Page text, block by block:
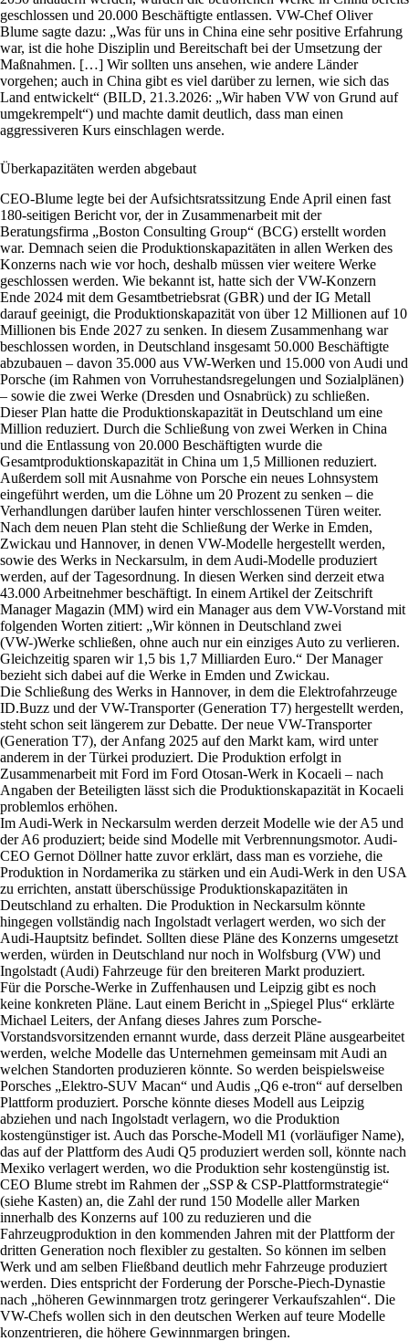
geschlossen und 20.000 Beschäftigte entlassen. VW-Chef Oliver
Blume sagte dazu: „Was für uns in China eine sehr positive Erfahrung
war, ist die hohe Disziplin und Bereitschaft bei der Umsetzung der
Maßnahmen. […] Wir sollten uns ansehen, wie andere Länder
vorgehen; auch in China gibt es viel darüber zu lernen, wie sich das
Land entwickelt“ (BILD, 21.3.2026: „Wir haben VW von Grund auf
umgekrempelt“) und machte damit deutlich, dass man einen
aggressiveren Kurs einschlagen werde.
Überkapazitäten werden abgebaut
CEO-Blume legte bei der Aufsichtsratssitzung Ende April einen fast
180-seitigen Bericht vor, der in Zusammenarbeit mit der
Beratungsfirma „Boston Consulting Group“ (BCG) erstellt worden
war. Demnach seien die Produktionskapazitäten in allen Werken des
Konzerns nach wie vor hoch, deshalb müssen vier weitere Werke
geschlossen werden. Wie bekannt ist, hatte sich der VW-Konzern
Ende 2024 mit dem Gesamtbetriebsrat (GBR) und der IG Metall
darauf geeinigt, die Produktionskapazität von über 12 Millionen auf 10
Millionen bis Ende 2027 zu senken. In diesem Zusammenhang war
beschlossen worden, in Deutschland insgesamt 50.000 Beschäftigte
abzubauen – davon 35.000 aus VW-Werken und 15.000 von Audi und
Porsche (im Rahmen von Vorruhestandsregelungen und Sozialplänen)
– sowie die zwei Werke (Dresden und Osnabrück) zu schließen.
Dieser Plan hatte die Produktionskapazität in Deutschland um eine
Million reduziert. Durch die Schließung von zwei Werken in China
und die Entlassung von 20.000 Beschäftigten wurde die
Gesamtproduktionskapazität in China um 1,5 Millionen reduziert.
Außerdem soll mit Ausnahme von Porsche ein neues Lohnsystem
eingeführt werden, um die Löhne um 20 Prozent zu senken – die
Verhandlungen darüber laufen hinter verschlossenen Türen weiter.
Nach dem neuen Plan steht die Schließung der Werke in Emden,
Zwickau und Hannover, in denen VW-Modelle hergestellt werden,
sowie des Werks in Neckarsulm, in dem Audi-Modelle produziert
werden, auf der Tagesordnung. In diesen Werken sind derzeit etwa
43.000 Arbeitnehmer beschäftigt. In einem Artikel der Zeitschrift
Manager Magazin (MM) wird ein Manager aus dem VW-Vorstand mit
folgenden Worten zitiert: „Wir können in Deutschland zwei
(VW-)Werke schließen, ohne auch nur ein einziges Auto zu verlieren.
Gleichzeitig sparen wir 1,5 bis 1,7 Milliarden Euro.“ Der Manager
bezieht sich dabei auf die Werke in Emden und Zwickau.
Die Schließung des Werks in Hannover, in dem die Elektrofahrzeuge
ID.Buzz und der VW-Transporter (Generation T7) hergestellt werden,
steht schon seit längerem zur Debatte. Der neue VW-Transporter
(Generation T7), der Anfang 2025 auf den Markt kam, wird unter
anderem in der Türkei produziert. Die Produktion erfolgt in
Zusammenarbeit mit Ford im Ford Otosan-Werk in Kocaeli – nach
Angaben der Beteiligten lässt sich die Produktionskapazität in Kocaeli
problemlos erhöhen.
Im Audi-Werk in Neckarsulm werden derzeit Modelle wie der A5 und
der A6 produziert; beide sind Modelle mit Verbrennungsmotor. Audi-
CEO Gernot Döllner hatte zuvor erklärt, dass man es vorziehe, die
Produktion in Nordamerika zu stärken und ein Audi-Werk in den USA
zu errichten, anstatt überschüssige Produktionskapazitäten in
Deutschland zu erhalten. Die Produktion in Neckarsulm könnte
hingegen vollständig nach Ingolstadt verlagert werden, wo sich der
Audi-Hauptsitz befindet. Sollten diese Pläne des Konzerns umgesetzt
werden, würden in Deutschland nur noch in Wolfsburg (VW) und
Ingolstadt (Audi) Fahrzeuge für den breiteren Markt produziert.
Für die Porsche-Werke in Zuffenhausen und Leipzig gibt es noch
keine konkreten Pläne. Laut einem Bericht in „Spiegel Plus“ erklärte
Michael Leiters, der Anfang dieses Jahres zum Porsche-
Vorstandsvorsitzenden ernannt wurde, dass derzeit Pläne ausgearbeitet
werden, welche Modelle das Unternehmen gemeinsam mit Audi an
welchen Standorten produzieren könnte. So werden beispielsweise
Porsches „Elektro-SUV Macan“ und Audis „Q6 e-tron“ auf derselben
Plattform produziert. Porsche könnte dieses Modell aus Leipzig
abziehen und nach Ingolstadt verlagern, wo die Produktion
kostengünstiger ist. Auch das Porsche-Modell M1 (vorläufiger Name),
das auf der Plattform des Audi Q5 produziert werden soll, könnte nach
Mexiko verlagert werden, wo die Produktion sehr kostengünstig ist.
CEO Blume strebt im Rahmen der „SSP & CSP-Plattformstrategie“
(siehe Kasten) an, die Zahl der rund 150 Modelle aller Marken
innerhalb des Konzerns auf 100 zu reduzieren und die
Fahrzeugproduktion in den kommenden Jahren mit der Plattform der
dritten Generation noch flexibler zu gestalten. So können im selben
Werk und am selben Fließband deutlich mehr Fahrzeuge produziert
werden. Dies entspricht der Forderung der Porsche-Piech-Dynastie
nach „höheren Gewinnmargen trotz geringerer Verkaufszahlen“. Die
VW-Chefs wollen sich in den deutschen Werken auf teure Modelle
konzentrieren, die höhere Gewinnmargen bringen.